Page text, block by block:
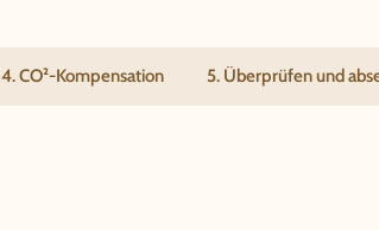
4. CO²-Kompensation 5. Überprüfen und